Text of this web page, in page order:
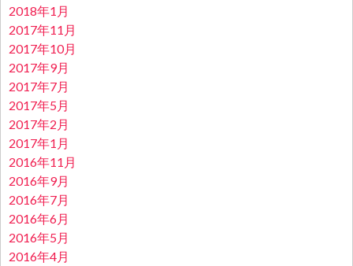
2018年1月
2017年11月
2017年10月
2017年9月
2017年7月
2017年5月
2017年2月
2017年1月
2016年11月
2016年9月
2016年7月
2016年6月
2016年5月
2016年4月